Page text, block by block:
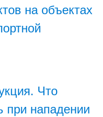
на объектах
Что
при нападении